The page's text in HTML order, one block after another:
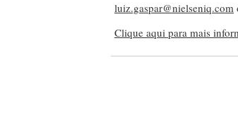
luiz.gaspar@nielseniq.com
Clique aqui para mais